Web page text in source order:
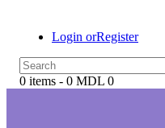
Login orRegister
0 items - 0 MDL 0